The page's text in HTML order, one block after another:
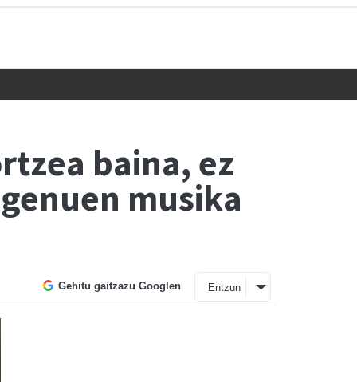
baina, ez
musika
Gehitu gaitzazu Googlen Entzun